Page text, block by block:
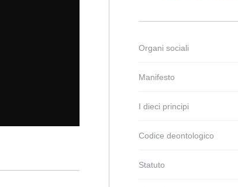
Organi sociali
Manifesto
I dieci principi
Codice deontologico
Statuto